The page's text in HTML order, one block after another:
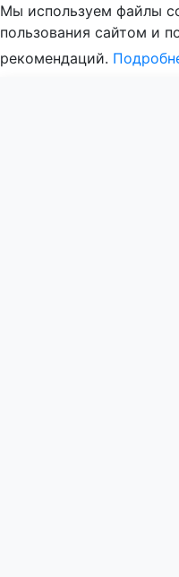
Мы используем файлы
пользования сайтом и
рекомендаций.